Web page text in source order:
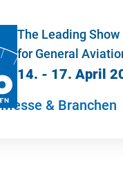
The Leading Show
for General
14. - 17. April
Messe & Branchen